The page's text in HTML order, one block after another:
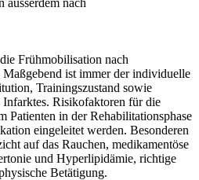
Frühmobilisation nach
ist immer der individuelle
Trainingszustand sowie
Infarktes. Risikofaktoren für die
Patienten in der Rehabilitationsphase
eingeleitet werden. Besonderen
auf das Rauchen, medikamentöse
und Hyperlipidämie, richtige
Betätigung.